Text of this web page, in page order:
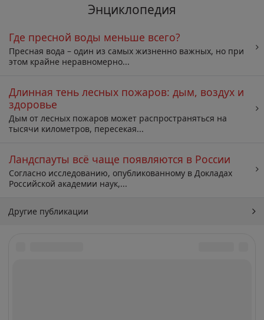
Энциклопедия
Где пресной воды меньше всего?
Пресная вода – один из самых жизненно важных, но при
этом крайне неравномерно...
Длинная тень лесных пожаров: дым, воздух и
здоровье
Дым от лесных пожаров может распространяться на
тысячи километров, пересекая...
Ландспауты всё чаще появляются в России
Согласно исследованию, опубликованному в Докладах
Российской академии наук,...
Другие публикации